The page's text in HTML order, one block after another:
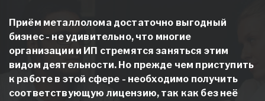
Приём металлолома достаточно выгодный
бизнес - не удивительно, что многие
организации и ИП стремятся заняться этим
видом деятельности. Но прежде чем приступить
к работе в этой сфере - необходимо получить
соответствующую лицензию, так как без неё